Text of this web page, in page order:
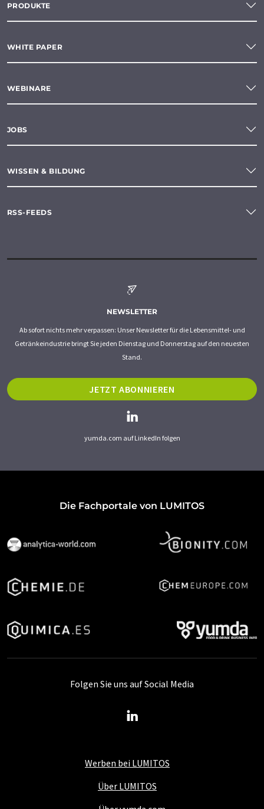
PRODUKTE
WHITE PAPER
WEBINARE
JOBS
WISSEN & BILDUNG
RSS-FEEDS
NEWSLETTER
Ab sofort nichts mehr verpassen: Unser Newsletter für die Lebensmittel- und
Getränkeindustrie bringt Sie jeden Dienstag und Donnerstag auf den neuesten
Stand.
JETZT ABONNIEREN
yumda.com auf LinkedIn folgen
Die Fachportale von LUMITOS
Werben bei LUMITOS
Über LUMITOS
Folgen Sie uns auf Social Media